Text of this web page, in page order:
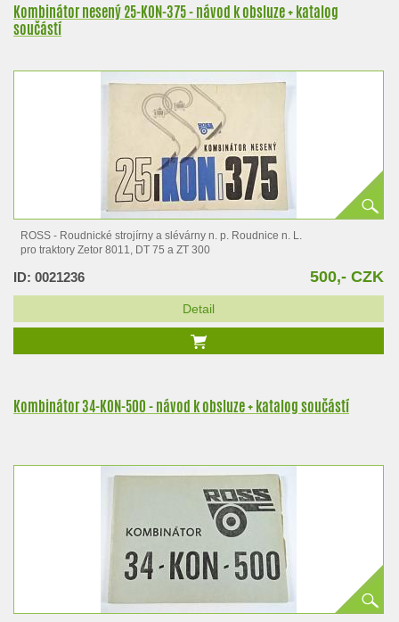
Kombinátor nesený 25-KON-375 - návod k obsluze + katalog
součástí
ROSS - Roudnické strojírny a slévárny n. p. Roudnice n. L.
pro traktory Zetor 8011, DT 75 a ZT 300
ID: 0021236 500,- CZK
Detail
Kombinátor 34-KON-500 - návod k obsluze + katalog součástí